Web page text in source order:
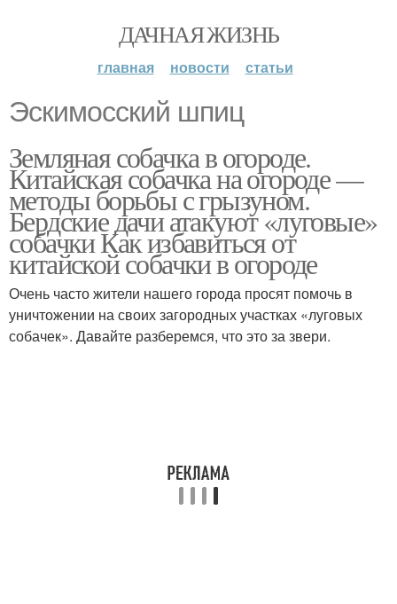
ДАЧНАЯ ЖИЗНЬ
главная новости статьи
Эскимосский шпиц
Земляная собачка в огороде.
Китайская собачка на огороде —
методы борьбы с грызуном.
Бердские дачи атакуют «луговые»
собачки Как избавиться от
китайской собачки в огороде
Очень часто жители нашего города просят помочь в
уничтожении на своих загородных участках «луговых
собачек». Давайте разберемся, что это за звери.